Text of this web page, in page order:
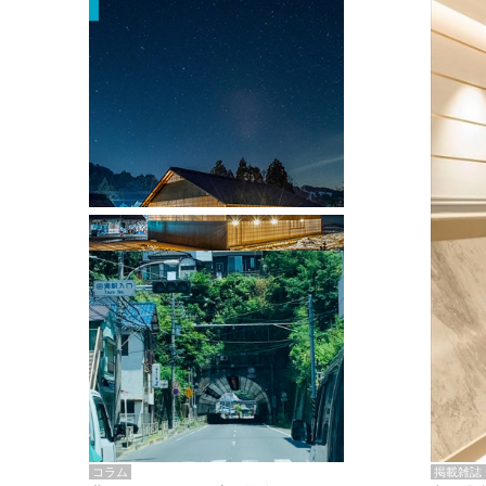
掲載雑誌
掲載雑誌・書籍
『街歩き研修「アールデコとモダニズ
ム、和風バロック」』のレポート記事が
掲載
コラム